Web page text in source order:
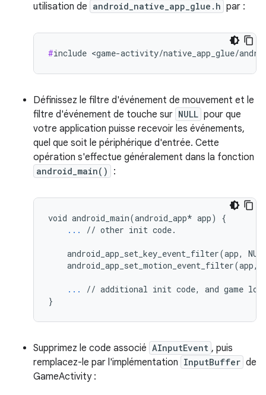
utilisation de android_native_app_glue.h par :
#
Définissez le filtre d'événement de mouvement et le
filtre d'événement de touche sur NULL pour que
votre application puisse recevoir les événements,
quel que soit le périphérique d'entrée. Cette
opération s'effectue généralement dans la fonction
android_main() :
void android_main(android_app* app) {
...
// other init code.
android_app_set_key_event_filter(app,
android_app_set_motion_event_filter(app,
...
// additional init code, and game
Supprimez le code associé AInputEvent , puis
remplacez-le par l'implémentation InputBuffer de
GameActivity :